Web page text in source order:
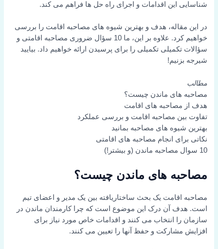
شناسایی این اقدامات و اجرای راه حل ها فراهم می کند.
در این مقاله، هدف و بهترین شیوه های مصاحبه اقامت را بررسی
خواهیم کرد. علاوه بر این، ما 10 سؤال ضروری مصاحبه اقامتی و
سؤالات تکمیلی تکمیلی را برای پرسیدن ارائه خواهیم داد. بیایید
شیرجه بزنیم!
مطالب
مصاحبه های ماندن چیست؟
هدف از مصاحبه های اقامت
تفاوت بین مصاحبه اقامت و بررسی عملکرد
بهترین شیوه های مصاحبه بمانید
نکاتی برای انجام مصاحبه های اقامتی
10 سوال مصاحبه ماندن (و بیشتر!)
مصاحبه های ماندن چیست؟
مصاحبه اقامت یک بحث ساختاریافته بین یک مدیر و اعضای تیم
است. هدف آن درک این موضوع است که چرا کارمندان ماندن در
سازمان را انتخاب می کنند و اقدامات خاص مورد نیاز برای
افزایش مشارکت و حفظ آنها را تعیین می کنند.